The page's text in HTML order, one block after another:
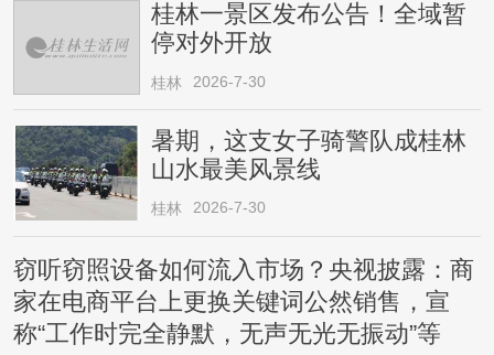
桂林一景区发布公告！全域暂
停对外开放
桂林 2026-7-30
暑期，这支女子骑警队成桂林
山水最美风景线
桂林 2026-7-30
窃听窃照设备如何流入市场？央视披露：商
家在电商平台上更换关键词公然销售，宣
称“工作时完全静默，无声无光无振动”等